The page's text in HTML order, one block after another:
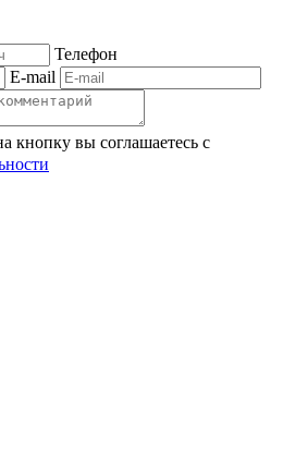
Телефон
E-mail
кнопку вы соглашаетесь с